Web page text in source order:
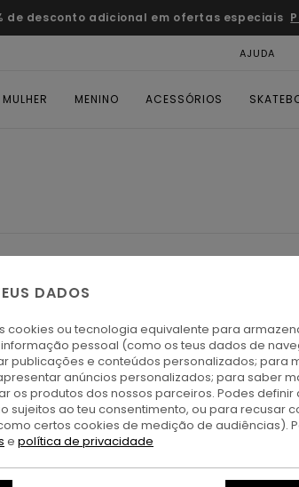
de desconto adicional em ofertas especiais
AJUDA
MULHER MENINO ACESSÓRIOS
DADOS
cookies ou tecnologia equivalente para
pessoal (como os teus dados de
publicações e conteúdos personalizados; para
anúncios personalizados; para saber
os produtos dos nossos parceiros. Podes definir
sujeitos ao teu consentimento, ou para recusar
certos cookies de medição de audiências).
e política de privacidade